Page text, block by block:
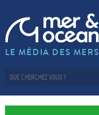
LE MÉDIA DES MERS